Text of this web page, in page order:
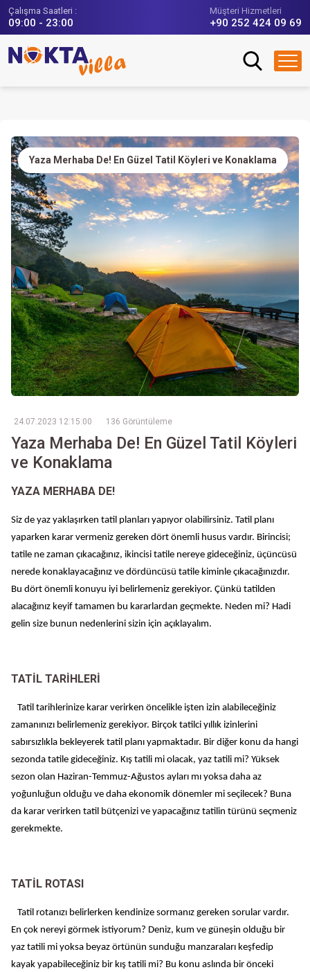
Çalışma Saatleri :
09:00 - 23:00
Müşteri Hizmetleri
+90 252 424 09 69
Yaza Merhaba De! En Güzel Tatil Köyleri ve Konaklama
24.07.2023 12:15:00 136 Görüntüleme
Yaza Merhaba De! En Güzel Tatil Köyleri
ve Konaklama
YAZA MERHABA DE!
Siz de yaz yaklaşırken tatil planları yapıyor olabilirsiniz. Tatil planı
yaparken karar vermeniz gereken dört önemli husus vardır. Birincisi;
tatile ne zaman çıkacağınız, ikincisi tatile nereye gideceğiniz, üçüncüsü
nerede konaklayacağınız ve dördüncüsü tatile kiminle çıkacağınızdır.
Bu dört önemli konuyu iyi belirlemeniz gerekiyor. Çünkü tatilden
alacağınız keyif tamamen bu kararlardan geçmekte. Neden mi? Hadi
gelin size bunun nedenlerini sizin için açıklayalım.
TATİL TARİHLERİ
Tatil tarihlerinize karar verirken öncelikle işten izin alabileceğiniz
zamanınızı belirlemeniz gerekiyor. Birçok tatilci yıllık izinlerini
sabırsızlıkla bekleyerek tatil planı yapmaktadır. Bir diğer konu da hangi
sezonda tatile gideceğiniz. Kış tatili mi olacak, yaz tatili mi? Yüksek
sezon olan Haziran-Temmuz-Ağustos ayları mı yoksa daha az
yoğunluğun olduğu ve daha ekonomik dönemler mi seçilecek? Buna
da karar verirken tatil bütçenizi ve yapacağınız tatilin türünü seçmeniz
gerekmekte.
TATİL ROTASI
Tatil rotanızı belirlerken kendinize sormanız gereken sorular vardır.
En çok nereyi görmek istiyorum? Deniz, kum ve güneşin olduğu bir
yaz tatili mi yoksa beyaz örtünün sunduğu manzaraları keşfedip
kayak yapabileceğiniz bir kış tatili mi? Bu konu aslında bir önceki